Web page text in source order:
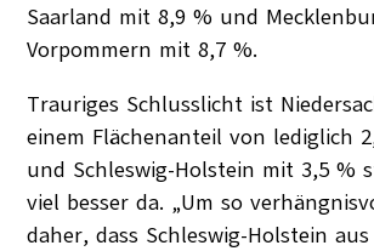
Saarland mit 8,9 % und
Vorpommern mit 8,7 %.
Trauriges Schlusslicht ist
einem Flächenanteil von lediglich
und Schleswig-Holstein mit 3,5 %
viel besser da. „Um so
daher, dass Schleswig-Holstein